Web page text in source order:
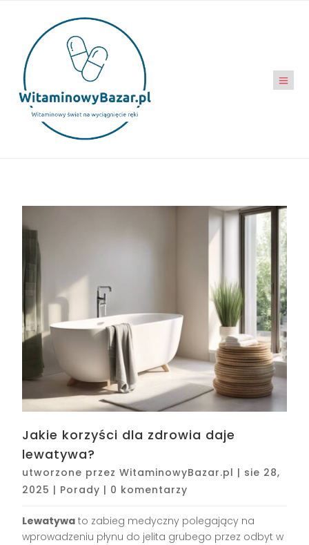
Jakie korzyści dla zdrowia daje
lewatywa?
utworzone przezWitaminowyBazar.pl | sie 28,
2025 | Porady | 0 komentarzy
Lewatywa to zabieg medyczny polegający na
wprowadzeniu płynu do jelita grubego przez odbyt w